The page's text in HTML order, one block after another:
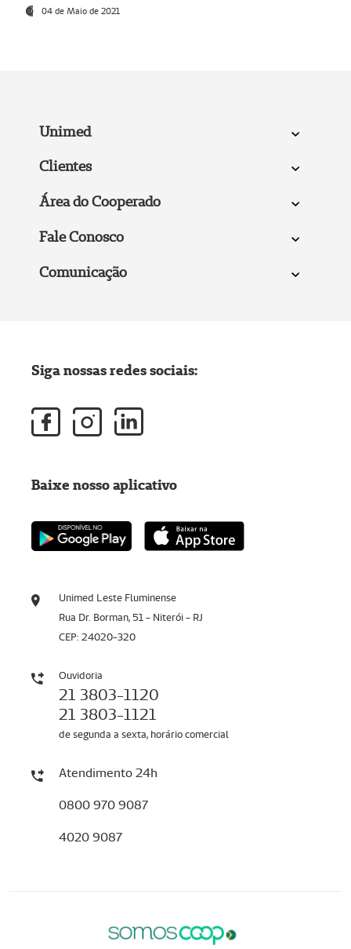
04 de Maio de 2021
Unimed
Clientes
Área do Cooperado
Fale Conosco
Comunicação
Unimed Leste Fluminense
Rua Dr. Borman, 51 - Niterói - RJ
CEP: 24020-320
Ouvidoria
21 3803-1120
21 3803-1121
de segunda a sexta, horário comercial
Atendimento 24h
0800 970 9087
4020 9087
Siga nossas redes sociais:
Baixe nosso aplicativo